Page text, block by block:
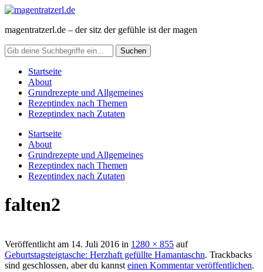
magentratzerl.de – der sitz der gefühle ist der magen
Startseite
About
Grundrezepte und Allgemeines
Rezeptindex nach Themen
Rezeptindex nach Zutaten
Startseite
About
Grundrezepte und Allgemeines
Rezeptindex nach Themen
Rezeptindex nach Zutaten
falten2
Veröffentlicht am 14. Juli 2016 in 1280 × 855 auf
Geburtstagsteigtasche: Herzhaft gefüllte Hamantaschn. Trackbacks
sind geschlossen, aber du kannst einen Kommentar veröffentlichen.